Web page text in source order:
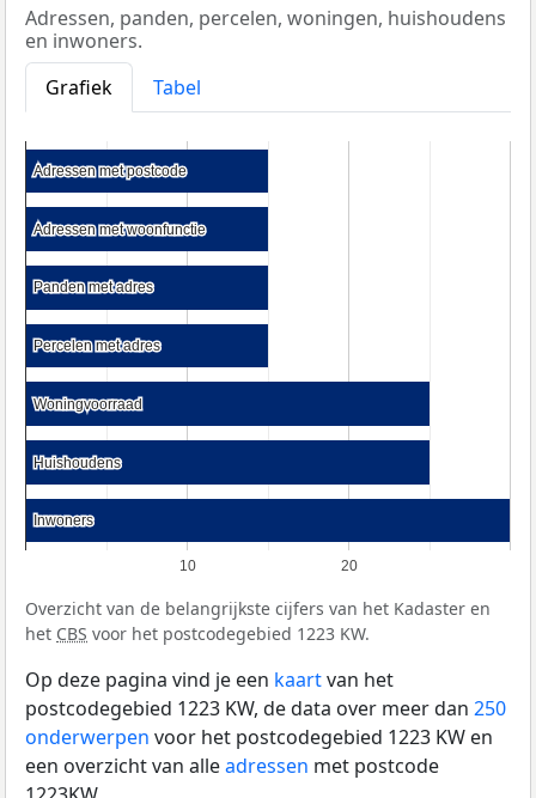
Adressen, panden, percelen, woningen, huishoudens
en inwoners.
Grafiek
Tabel
10 20
Adressen met postcode
Adressen met postcode
Adressen met woonfunctie
Adressen met woonfunctie
Panden met adres
Panden met adres
Percelen met adres
Percelen met adres
Woningvoorraad
Woningvoorraad
Huishoudens
Huishoudens
Inwoners
Inwoners
Overzicht van de belangrijkste cijfers van het Kadaster en
het CBS voor het postcodegebied 1223 KW.
Op deze pagina vind je een kaartvan het
postcodegebied 1223 KW, de data over meer dan 250
onderwerpen voor het postcodegebied 1223 KW en
een overzicht van alleadressen met postcode